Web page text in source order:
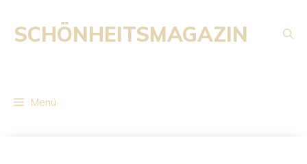
Inhalt
springen
SCHÖNHEITSMAGAZIN
Menü